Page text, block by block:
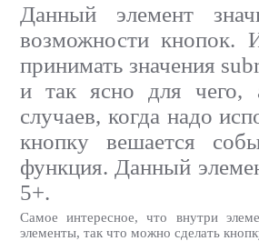
Данный элемент
возможности кнопок.
принимать значения
и так ясно для чего,
случаев, когда надо
кнопку вешается
функция. Данный
5+.
Самое интересное, что внутри
элементы, так что можно сделать